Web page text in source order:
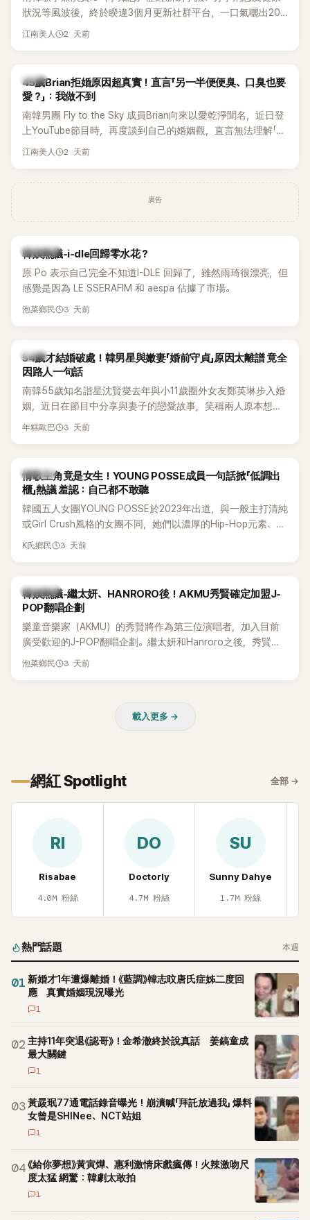
狀況等風波後，終於睽違3個月更新社群平台，一口氣曬出20
張近況照，讓大批粉絲又驚又喜。不過，比起照片本身，更引
江南美人 2 天前
韓星
45歲Brian拒婚原因超真實！直言「另一半便便臭、口臭也要
愛？」：我做不到
南韓男團 Fly to the Sky 成員Brian向來以愛乾淨聞名，近日登
上YouTube節目時，再度談到自己的婚姻觀，直言無法理解「連
另一半的口臭、便便臭都要愛」這種說法，更大方表明自己是不
江南美人 2 天前
廣告
熱議討論
韓娛熱議-i-dle回歸零水花？
原 Po 表示自己完全不知道I-DLE 回歸了，雖然雨琦很漂亮，但
感覺是因為 LE SSERAFIM 和 aespa 佔據了市場。
泡菜鄉民 3 天前
韓星
54歲才結婚破處！韓男星與嫩妻「婚前守貞」原因太離譜 竟全
因路人一句話
南韓55歲知名諧星沈賢燮去年與小11歲圈外女友鄭英琳步入婚
姻，近日在節目中分享與妻子的戀愛故事，笑稱兩人原本想享
受兩人世界，沒想到站在飯店門口時竟被路人認出，還一路替
年糕歐巴 3 天前
K-POP
情歌主角竟是女生！YOUNG POSSE成員一句話掀「低調出
櫃」熱議 羞認：自己都不敢聽
韓國五人女團YOUNG POSSE於2023年出道，與一般主打清純
或Girl Crush風格的女團不同，她們以濃厚的Hip-Hop元素、自
創Rap及成員親自參與創作為特色，MV也融入美式街頭、塗
為第五代女團中極具辨識度的新生代代表之一。
K氏鄉民 3 天前
熱議討論
韓娛熱議-繼太妍、HANRORO後！AKMU秀賢確定加盟J-
POP翻唱企劃
樂童音樂家（AKMU）的秀賢將作為第三位演唱者，加入目前
廣受歡迎的J-POP翻唱企劃。繼太妍和Hanroro之後，秀賢已
獲選為第三首翻唱歌曲的主唱，並於近期完成錄音。
泡菜鄉民 3 天前
載入更多 →
網紅 Spotlight 全部 →
RI
Risabae
4.0M 粉絲
DO
Doctorly
4.7M 粉絲
SU
Sunny Dahye
1.7M 粉絲
熱門話題 本週
01 新婚才1年遭爆離婚！《藍調》韓志旼唐氏症姊二度回
應 真實婚姻現況曝光
1
02 主持11年突退《認哥》！金希澈終於說真話 姜鎬童成
最大關鍵
1
03黃晸珉77通電話錄音曝光！崩潰喊「拜託放過我」 爆料
女曾是SHINee、NCT站姐
1
04《給你夢想》黃寅燁、惠利激情床戲瘋傳！火辣激吻尺
度太猛 網驚：韓劇太敢拍
1